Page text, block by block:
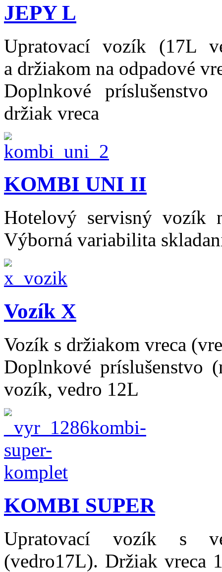
JEPY L
Upratovací vozík (17L
a držiakom na odpadové
Doplnkové
držiak vreca
KOMBI UNI II
Hotelový servisný vozík
Výborná variabilita
Vozík X
Vozík s držiakom vreca
Doplnkové príslušenstvo
vozík, vedro 12L
KOMBI SUPER
Upratovací vozík s
(vedro17L). Držiak vreca